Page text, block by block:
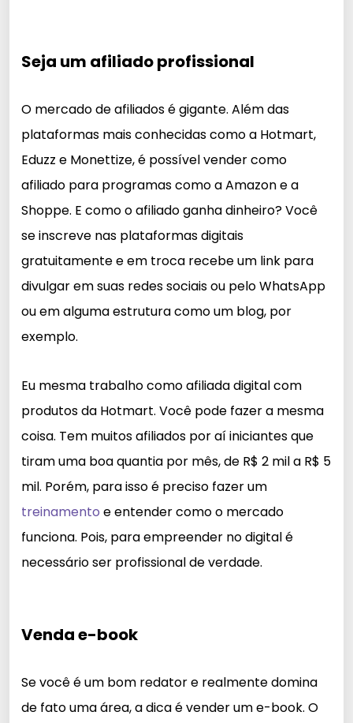
Seja um afiliado profissional
O mercado de afiliados é gigante. Além das
plataformas mais conhecidas como a Hotmart,
Eduzz e Monettize, é possível vender como
afiliado para programas como a Amazon e a
Shoppe. E como o afiliado ganha dinheiro? Você
se inscreve nas plataformas digitais
gratuitamente e em troca recebe um link para
divulgar em suas redes sociais ou pelo WhatsApp
ou em alguma estrutura como um blog, por
exemplo.
Eu mesma trabalho como afiliada digital com
produtos da Hotmart. Você pode fazer a mesma
coisa. Tem muitos afiliados por aí iniciantes que
tiram uma boa quantia por mês, de R$ 2 mil a R$ 5
mil. Porém, para isso é preciso fazer um
treinamento e entender como o mercado
funciona. Pois, para empreender no digital é
necessário ser profissional de verdade.
Venda e-book
Se você é um bom redator e realmente domina
de fato uma área, a dica é vender um e-book. O